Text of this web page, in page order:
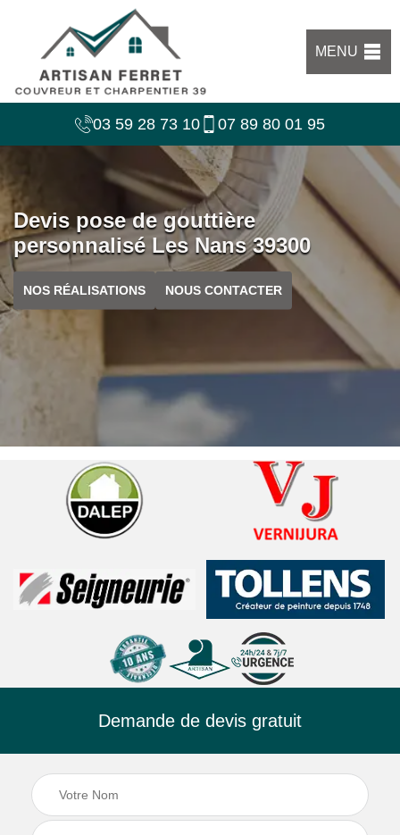
MENU
03 59 28 73 10 07 89 80 01 95
Devis pose de gouttière
personnalisé Les Nans 39300
NOS RÉALISATIONS NOUS CONTACTER
Demande de devis gratuit